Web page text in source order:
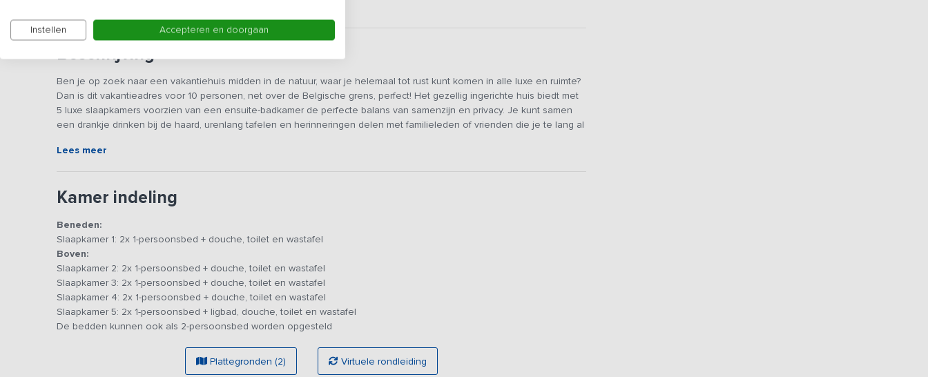
Beschrijving
Ben je op zoek naar een vakantiehuis midden in de natuur, waar je helemaal tot rust kunt komen in alle luxe en ruimte?
Dan is dit vakantieadres voor 10 personen, net over de Belgische grens, perfect! Het gezellig ingerichte huis biedt met
5 luxe slaapkamers voorzien van een ensuite-badkamer de perfecte balans van samenzijn en privacy. Je kunt samen
een drankje drinken bij de haard, urenlang tafelen en herinneringen delen met familieleden of vrienden die je te lang al
gashaard, wat het tot een heel fijn plekje maakt om gezellig een drankje te doen met het hele gezelschap. De
grote koelkast en een vaatwasser. Daarna kun je genieten van de overheerlijke maaltijd en uren natafelen aan de
lange eettafel, onder het genot van een kopje heerlijke nespresso-koffie.
Zodra je de slaapkamers betreedt, voel je de rust. Ze zijn ingericht met zachte, natuurlijke kleuren en bieden je de
mogelijkheid om heerlijk te ontspannen. Alle kamers zijn voorzien van twee 1-persoonsbedden, die ook als 2-
persoonsbed kunnen worden opgesteld. Beneden bevindt zich de eerste slaapkamer, de overige 4 slaapkamers vind
je op de eerste verdieping. Bovendien hebben alle kamers een eigen luxe ensuite badkamer met douche, toilet en
wastafel, boven is er zelfs één uitgerust met een ligbad, waardoor het niet alleen een plek is om te slapen, maar ook
De accommodatie ligt midden in de bossen, op de grens van Nederland en België. De tjilpende vogels en een
Lees meer
Kamer indeling
Beneden:
Slaapkamer 1: 2x 1-persoonsbed + douche, toilet en wastafel
Boven:
Slaapkamer 2: 2x 1-persoonsbed + douche, toilet en wastafel
Slaapkamer 3: 2x 1-persoonsbed + douche, toilet en wastafel
Slaapkamer 4: 2x 1-persoonsbed + douche, toilet en wastafel
Slaapkamer 5: 2x 1-persoonsbed + ligbad, douche, toilet en wastafel
De bedden kunnen ook als 2-persoonsbed worden opgesteld
Plattegronden (2) Virtuele rondleiding
Instellen Accepteren en doorgaan